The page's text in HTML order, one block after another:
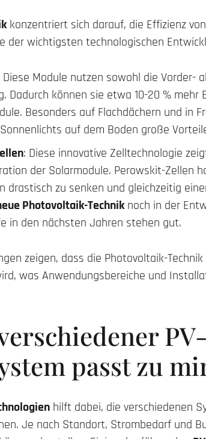
konzentriert sich darauf, die Effizienz
der wichtigsten technologischen
Diese Module nutzen sowohl die Vorder-
Dadurch können sie etwa 10-20 % mehr
Besonders auf Flachdächern und in
auf dem Boden große
: Diese innovative Zelltechnologie
der Solarmodule. Perowskit-Zellen
drastisch zu senken und gleichzeitig
Photovoltaik-Techniknoch in der
in den nächsten Jahren stehen gut.
zeigen, dass die Photovoltaik-
was Anwendungsbereiche und
passt zu
hilft dabei, die verschiedenen
Je nach Standort, Strombedarf und